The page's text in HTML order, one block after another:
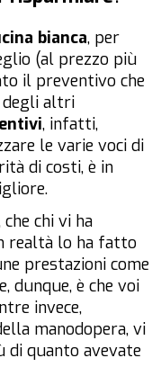
bianca, per
(al prezzo più
il preventivo che
altri
, infatti,
le varie voci di
di costi, è in
chi vi ha
realtà lo ha fatto
prestazioni come
dunque, è che voi
invece,
manodopera, vi
di quanto avevate